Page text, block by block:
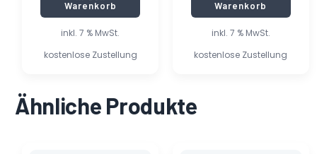
inkl. 7 % MwSt.
kostenlose Zustellung
Warenkorb
inkl. 7 % MwSt.
kostenlose Zustellung
Warenkorb
Ähnliche Produkte